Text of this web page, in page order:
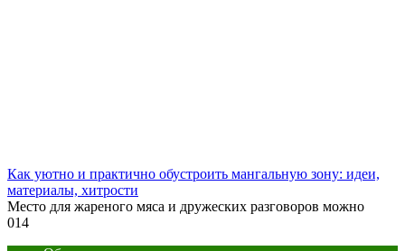
Как уютно и практично обустроить мангальную зону: идеи,
материалы, хитрости
Место для жареного мяса и дружеских разговоров можно
014